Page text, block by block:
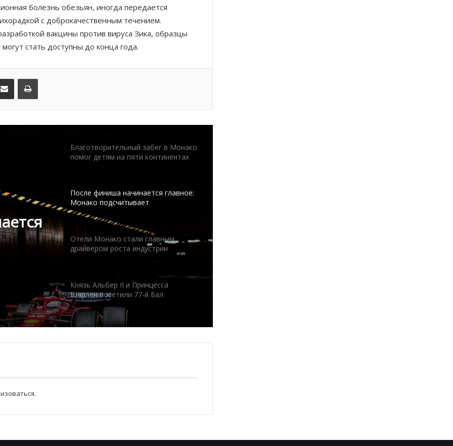
болезнь обезьян, иногда передается
с доброкачественным течением.
вакцины против вируса Зика, образцы
стать доступны до конца года.
Поделиться по электронной почте Распечатать
От Нью-Йорка до Монако: BIG ART
FESTIVAL готовит вечер мирового
развития: что изменится в
Благотворительный забег в Монако
помог детям на пяти континентах
После финиша начинается главное:
Монако подсчитывает
экономическую ценность Гран-при
Формулы-1
Отели Монако стали главным
драйвером роста индустрии
Князь Альбер II и Принцесса
Шарлен посетили 77-й Бал
Красного Креста Монако
Ferrari набирает скорость перед
SBM и Be Safe Monaco продлили
€1 млн
.